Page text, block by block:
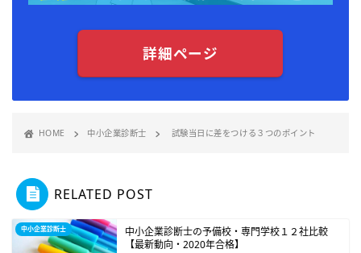
詳細ページ
HOME 中小企業診断士 試験当日に差をつける３つのポイント
RELATED POST
中小企業診断士
中小企業診断士の予備校・専門学校１２社比較
【最新動向・2020年合格】